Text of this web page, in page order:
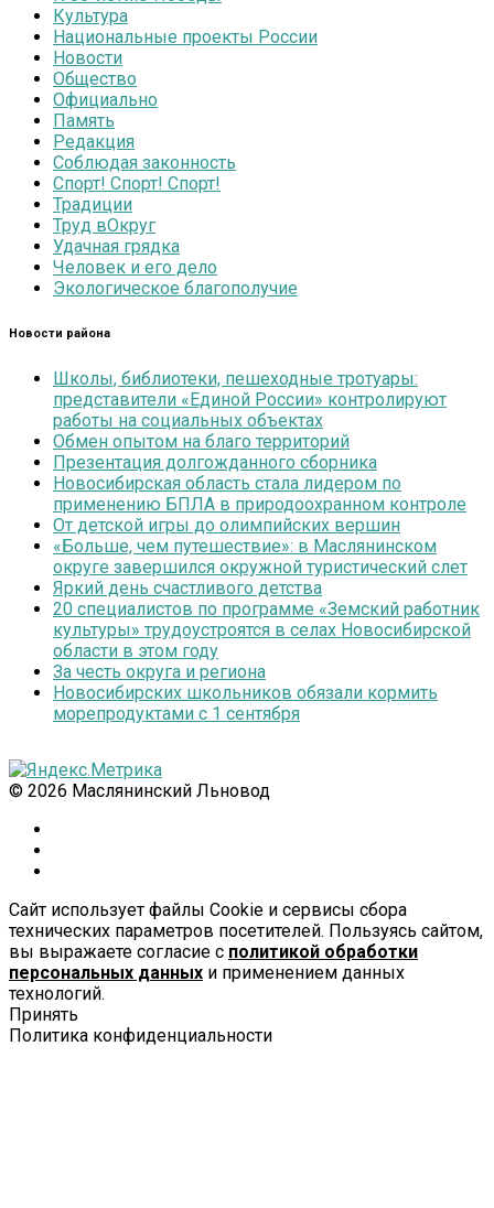
Культура
Национальные проекты России
Новости
Общество
Официально
Память
Редакция
Соблюдая законность
Спорт! Спорт! Спорт!
Традиции
Труд вОкруг
Удачная грядка
Человек и его дело
Экологическое благополучие
Новости района
Школы, библиотеки, пешеходные тротуары:
представители «Единой России» контролируют
работы на социальных объектах
Обмен опытом на благо территорий
Презентация долгожданного сборника
Новосибирская область стала лидером по
применению БПЛА в природоохранном контроле
От детской игры до олимпийских вершин
«Больше, чем путешествие»: в Маслянинском
округе завершился окружной туристический слет
Яркий день счастливого детства
20 специалистов по программе «Земский работник
культуры» трудоустроятся в селах Новосибирской
области в этом году
За честь округа и региона
Новосибирских школьников обязали кормить
морепродуктами с 1 сентября
© 2026 Маслянинский Льновод
Сайт использует файлы Cookie и сервисы сбора
технических параметров посетителей. Пользуясь сайтом,
вы выражаете согласие с политикой обработки
персональных данных и применением данных
технологий.
Принять
Политика конфиденциальности